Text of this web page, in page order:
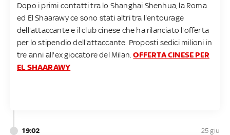
Dopo i primi contatti tra lo Shanghai Shenhua, la Roma
ed El Shaarawy ce sono stati altri tra l'entourage
dell'attaccante e il club cinese che ha rilanciato l'offerta
per lo stipendio dell'attaccante. Proposti sedici milioni in
tre anni all'ex giocatore del Milan.OFFERTA CINESE PER
EL SHAARAWY
19:02 25 giu